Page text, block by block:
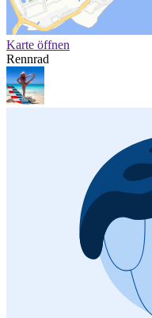
Karte öffnen
Rennrad